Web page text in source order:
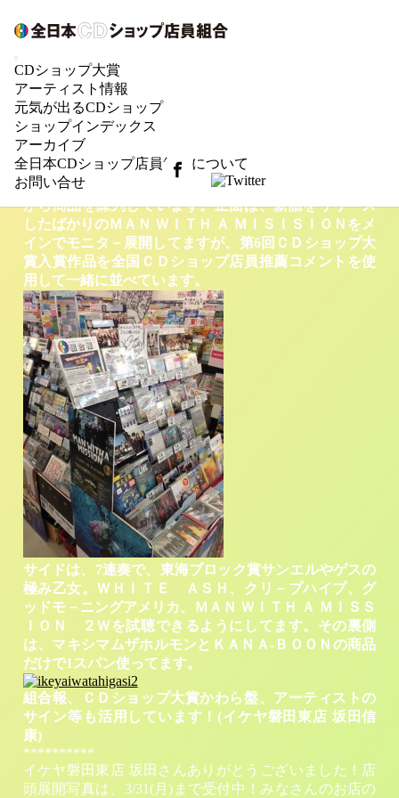
CDショップ大賞
アーティスト情報
元気が出るCDショップ
ショップインデックス
アーカイブ
全日本CDショップ店員組合について
お問い合せ
CDショップ大賞は選ぶだけじゃない！受賞アーティス
ト・作品を店頭から応援するぞ！と、言う事で、CDシ
ョップ大賞の店頭展開写真を募集しております。まず
は、静岡県のイケヤ磐田東店
す！
「ＣＤショップ大賞関連アーティスト」の商品を長期
展開することを意識して
、新譜と旧譜を組み合わせな
がら商品を陳列しています。正面は、新譜をリリ－ス
したばかりのＭＡＮ ＷＩＴＨ Ａ ＭＩＳＩＳＩＯＮをメ
インでモニタ－展開してますが、第6回ＣＤショップ大
賞入賞作品を全国ＣＤショップ店員推薦コメントを使
用して一緒に並べています。
サイドは、7連奏で、東海ブロック賞サンエルやゲスの
極み乙女。ＷＨＩＴＥ ＡＳＨ、クリ－プハイプ、グ
ッドモ－ニングアメリカ、ＭＡＮ ＷＩＴＨ Ａ ＭＩＳＳ
ＩＯＮ ２Ｗを試聴できるようにしてます。その裏側
は、マキシマムザホルモンとＫＡＮＡ-ＢＯＯＮの商品
だけで1スパン使ってます。
組合報、ＣＤショップ大賞かわら盤、アーティストの
サイン等も活用しています！(イケヤ磐田東店 坂田信
康)
**********
イケヤ磐田東店 坂田さんありがとうございました！店
頭展開写真は、3/31(月)まで受付中！みなさんのお店の